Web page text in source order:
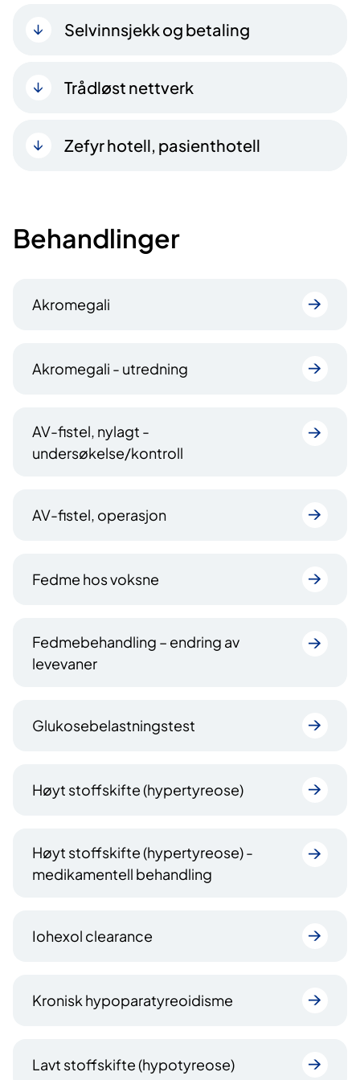
Selvinnsjekk og betaling
Trådløst nettverk
Zefyr hotell, pasienthotell
Behandlinger
Akromegali
Akromegali - utredning
AV-fistel, nylagt -
undersøkelse/kontroll
AV-fistel, operasjon
Fedme hos voksne
Fedmebehandling – endring av
levevaner
Glukosebelastningstest
Høyt stoffskifte (hypertyreose)
Høyt stoffskifte (hypertyreose) -
medikamentell behandling
Iohexol clearance
Kronisk hypoparatyreoidisme
Lavt stoffskifte (hypotyreose)